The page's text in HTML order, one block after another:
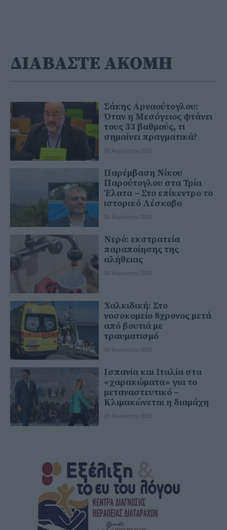
ΔΙΑΒΑΣΤΕ ΑΚΟΜΗ
Σάκης Αρναούτογλου:
Όταν η Μεσόγειος φτάνει
τους 33 βαθμούς, τι
σημαίνει πραγματικά?
08 Αυγούστου 2026
Παρέμβαση Νίκου
Παρούτογλου στα Τρία
Έλατα – Στο επίκεντρο το
ιστορικό Λέσκοβο
08 Αυγούστου 2026
Νερό: εκστρατεία
παραποίησης της
αλήθειας
08 Αυγούστου 2026
Χαλκιδική: Στο
νοσοκομείο 8χρονος μετά
από βουτιά με
τραυματισμό
08 Αυγούστου 2026
Ισπανία και Ιταλία στα
«χαρακώματα» για το
μεταναστευτικό –
Κλιμακώνεται η διαμάχη
08 Αυγούστου 2026